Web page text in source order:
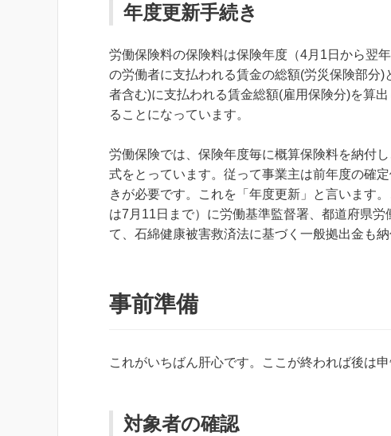
年度更新手続き
労働保険料の保険料は保険年度（4月1日から翌
の労働者に支払われる賃金の総額(労災保険部分
者含む)に支払われる賃金総額(雇用保険分)を算
ることになっています。
労働保険では、保険年度毎に概算保険料を納付
式をとっています。従って事業主は前年度の確
きが必要です。これを「年度更新」と言います
は7月11日まで）に労働基準監督署、都道府県
て、石綿健康被害救済法に基づく一般拠出金も納
事前準備
これがいちばん肝心です。ここが終われば後は
対象者の確認